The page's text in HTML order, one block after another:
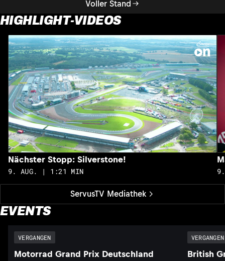
Voller Stand
HIGHLIGHT-VIDEOS
ServusTV Mediathek
Nächster Stopp: Silverstone!
9. AUG. | 1:21 MIN
EVENTS
VERGANGEN
Motorrad Grand Prix Deutschland
VERGANGEN
British